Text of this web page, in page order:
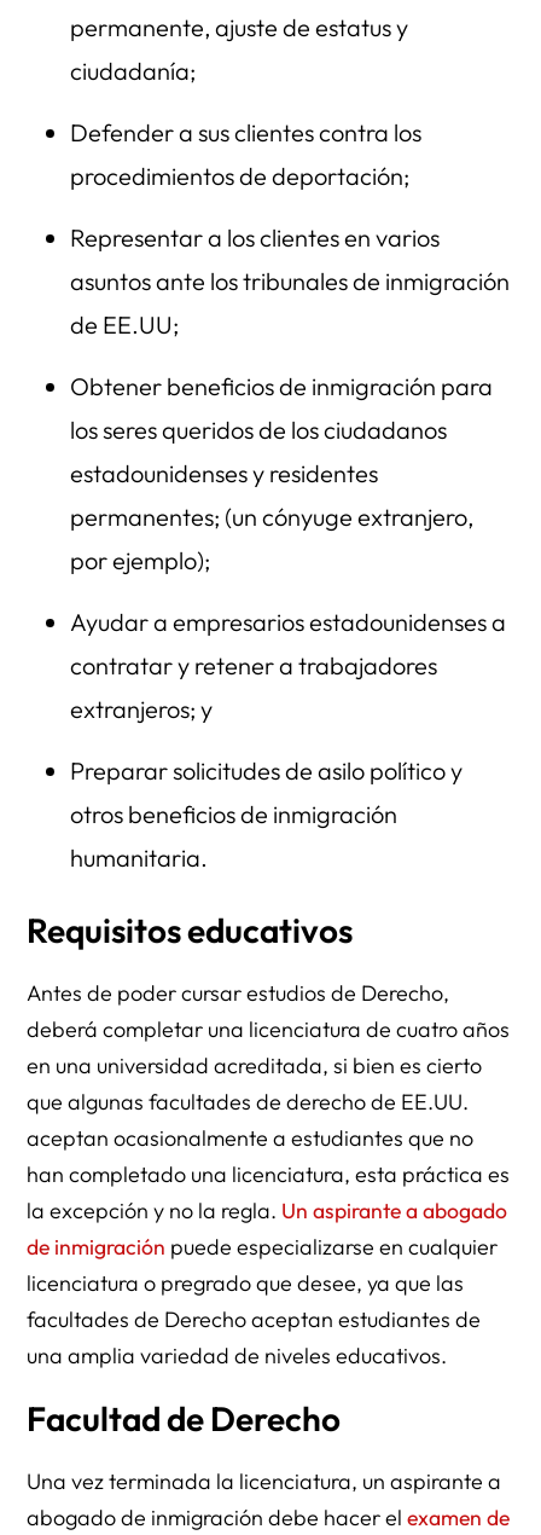
permanente, ajuste de estatus y
ciudadanía;
Defender a sus clientes contra los
procedimientos de deportación;
Representar a los clientes en varios
asuntos ante los tribunales de inmigración
de EE.UU;
Obtener beneficios de inmigración para
los seres queridos de los ciudadanos
estadounidenses y residentes
permanentes; (un cónyuge extranjero,
por ejemplo);
Ayudar a empresarios estadounidenses a
contratar y retener a trabajadores
extranjeros; y
Preparar solicitudes de asilo político y
otros beneficios de inmigración
humanitaria.
Requisitos educativos
Antes de poder cursar estudios de Derecho,
deberá completar una licenciatura de cuatro años
en una universidad acreditada, si bien es cierto
que algunas facultades de derecho de EE.UU.
aceptan ocasionalmente a estudiantes que no
han completado una licenciatura, esta práctica es
la excepción y no la regla. Un aspirante a abogado
de inmigración puede especializarse en cualquier
licenciatura o pregrado que desee, ya que las
facultades de Derecho aceptan estudiantes de
una amplia variedad de niveles educativos.
Facultad de Derecho
Una vez terminada la licenciatura, un aspirante a
abogado de inmigración debe hacer elexamen de